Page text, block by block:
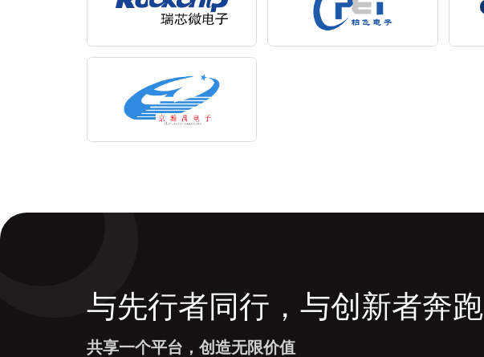
与先行者同行，与创新者奔跑
共享一个平台，创造无限价值